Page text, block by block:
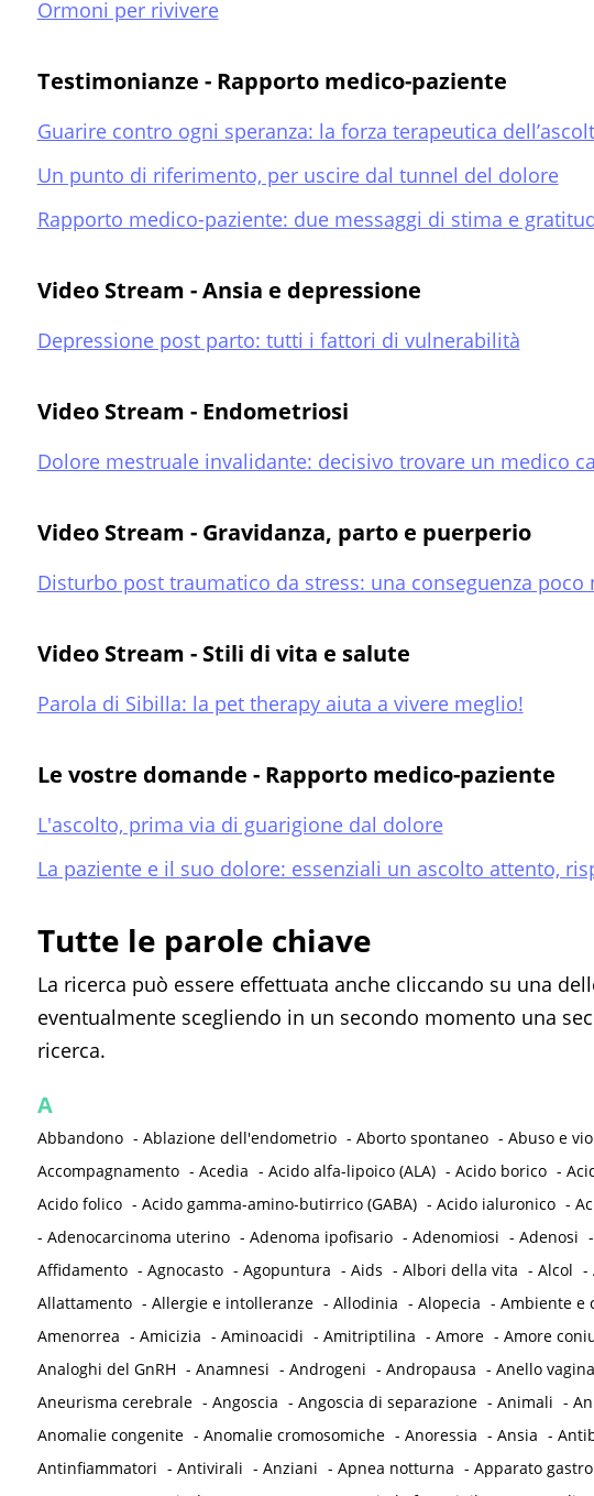
Ormoni per rivivere
Testimonianze - Rapporto medico-paziente
Guarire contro ogni speranza: la forza terapeutica
Un punto di riferimento, per uscire dal tunnel del dolore
Rapporto medico-paziente: due messaggi di stima e
Video Stream - Ansia e depressione
Depressione post parto: tutti i fattori di vulnerabilità
Video Stream - Endometriosi
Dolore mestruale invalidante: decisivo trovare un medico
Video Stream - Gravidanza, parto e puerperio
Disturbo post traumatico da stress: una conseguenza poco
Video Stream - Stili di vita e salute
Parola di Sibilla: la pet therapy aiuta a vivere meglio!
Le vostre domande - Rapporto medico-paziente
L'ascolto, prima via di guarigione dal dolore
La paziente e il suo dolore: essenziali un ascolto attento,
Tutte le parole chiave
La ricerca può essere effettuata anche cliccando su una
eventualmente scegliendo in un secondo momento una
ricerca.
A
Abbandono - Ablazione dell'endometrio - Aborto spontaneo - Abuso e
Accompagnamento - Acedia - Acido alfa-lipoico (ALA) - Acido borico -
Acido folico - Acido gamma-amino-butirrico (GABA) - Acido ialuronico -
- Adenocarcinoma uterino - Adenoma ipofisario - Adenomiosi - Adenosi -
Affidamento - Agnocasto - Agopuntura - Aids - Albori della vita - Alcol -
Allattamento - Allergie e intolleranze - Allodinia - Alopecia - Ambiente e
Amenorrea - Amicizia - Aminoacidi - Amitriptilina - Amore - Amore
Analoghi del GnRH - Anamnesi - Androgeni - Andropausa - Anello
Aneurisma cerebrale - Angoscia - Angoscia di separazione - Animali -
Anomalie congenite - Anomalie cromosomiche - Anoressia - Ansia -
Antinfiammatori - Antivirali - Anziani - Apnea notturna - Apparato